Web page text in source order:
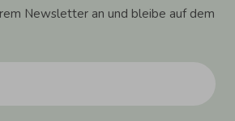
Newsletter an und bleibe auf dem